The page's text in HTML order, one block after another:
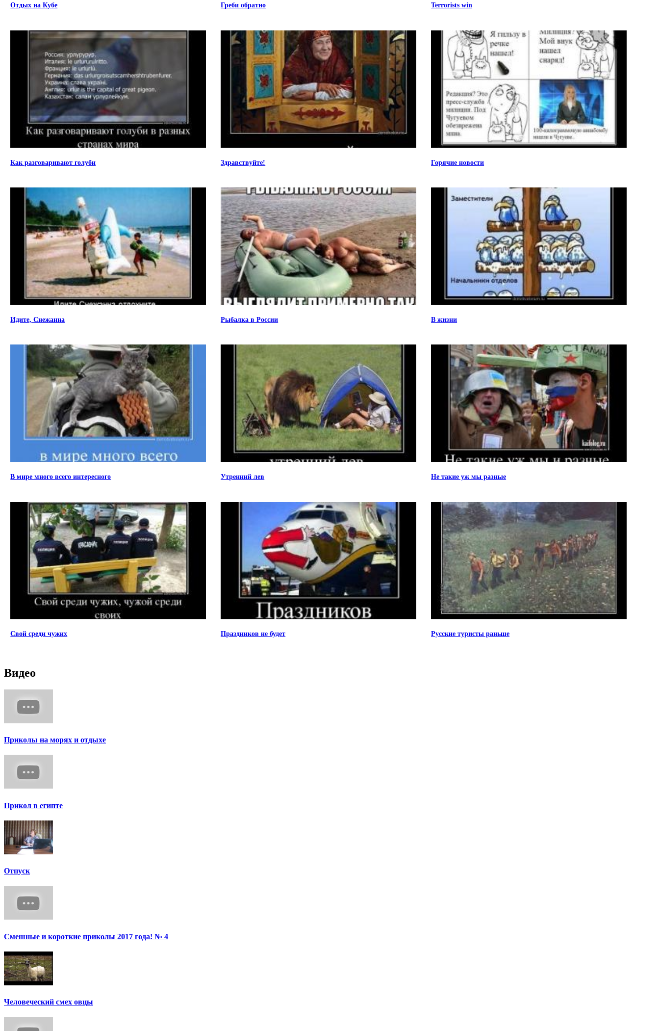
Отдых на Кубе Греби обратно Terrorists win
Как разговаривают голуби Здравствуйте! Горячие новости
Идите, Снежанна Рыбалка в России В жизни
В мире много всего интересного Утренний лев Не такие уж мы разные
Свой среди чужих Праздников не будет Русские туристы раньше
Видео
Приколы на морях и отдыхе
Прикол в египте
Отпуск
Смешные и короткие приколы 2017 года! № 4
Человеческий смех овцы